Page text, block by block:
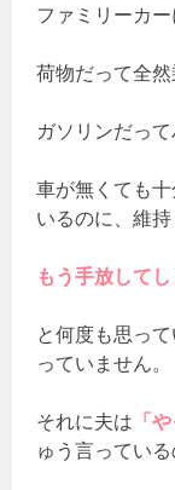
ファミリーカー
荷物だって全然
ガソリンだっ
車が無くても
いるのに、維
もう手放して
と何度も思っ
っていません。
それに夫は 「
ゅう言ってい